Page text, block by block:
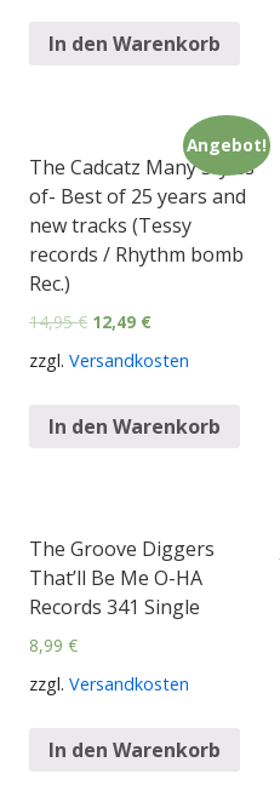
In den Warenkorb
Angebot!
The Cadcatz Many Styles
of- Best of 25 years and
new tracks (Tessy
records / Rhythm bomb
Rec.)
14,95€ 12,49 €
zzgl. Versandkosten
In den Warenkorb
The Groove Diggers
That’ll Be Me O-HA
Records 341 Single
8,99 €
zzgl. Versandkosten
In den Warenkorb